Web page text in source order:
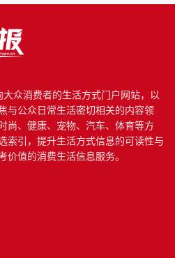
众消费者的生活方式门户网站，以
与公众日常生活密切相关的内容领
尚、健康、宠物、汽车、体育等方
索引，提升生活方式信息的可读性与
值的消费生活信息服务。